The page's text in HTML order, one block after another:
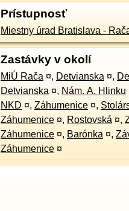
Prístupnosť
Miestny úrad Bratislava -
Zastávky v okolí
MiÚ Rača ¤, Detvianska ¤,
Detvianska ¤, Nám. A. Hlinku
NKD ¤, Záhumenice ¤,
Záhumenice ¤, Rostovská ¤,
Záhumenice ¤, Barónka ¤,
Záhumenice ¤